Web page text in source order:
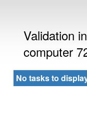
Validation
computer
No tasks to